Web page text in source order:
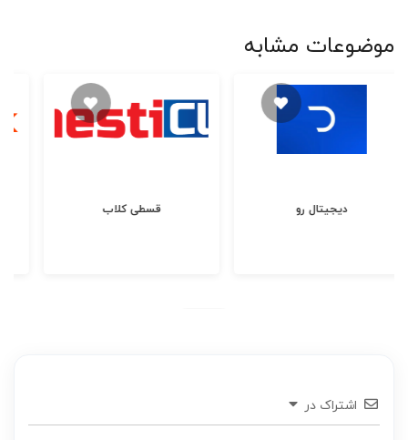
موضوعات مشابه
قسطی کلاب دیجیتال رو
اشتراک در